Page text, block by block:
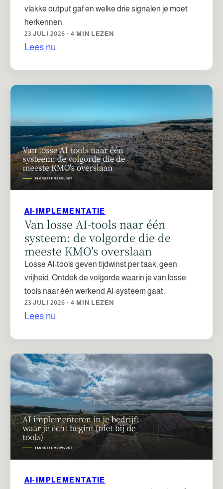
vlakke output gaf en welke drie signalen je moet
herkennen.
23 JULI 2026 · 4 MIN LEZEN
Lees nu
AI-IMPLEMENTATIE
Van losse AI-tools naar één
systeem: de volgorde die de
meeste KMO's overslaan
Losse AI-tools geven tijdwinst per taak, geen
vrijheid. Ontdek de volgorde waarin je van losse
tools naar één werkend AI-systeem gaat.
23 JULI 2026 · 4 MIN LEZEN
Lees nu
AI-IMPLEMENTATIE